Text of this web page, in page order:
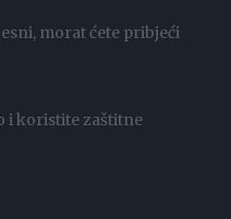
morat ćete pribjeći
i koristite zaštitne